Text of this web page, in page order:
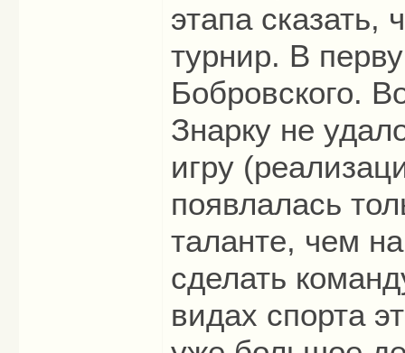
этапа сказать,
турнир. В
Бобровского.
Знарку не
игру
появлалась
таланте, чем
сделать
видах спорта